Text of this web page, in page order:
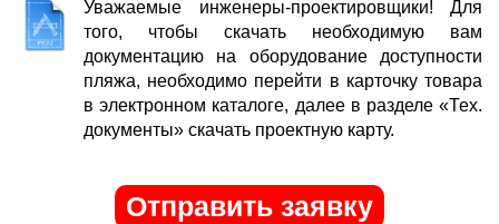
Уважаемые инженеры-проектировщики! Для
того, чтобы скачать необходимую вам
документацию на оборудование доступности
пляжа, необходимо перейти в карточку товара
в электронном каталоге, далее в разделе «Тех.
документы» скачать проектную карту.
Отправить заявку